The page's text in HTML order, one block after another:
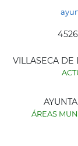
VILLASECA DE
ÁREAS